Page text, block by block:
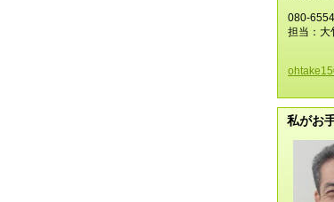
080-
担当：大
ohtake15
私がお